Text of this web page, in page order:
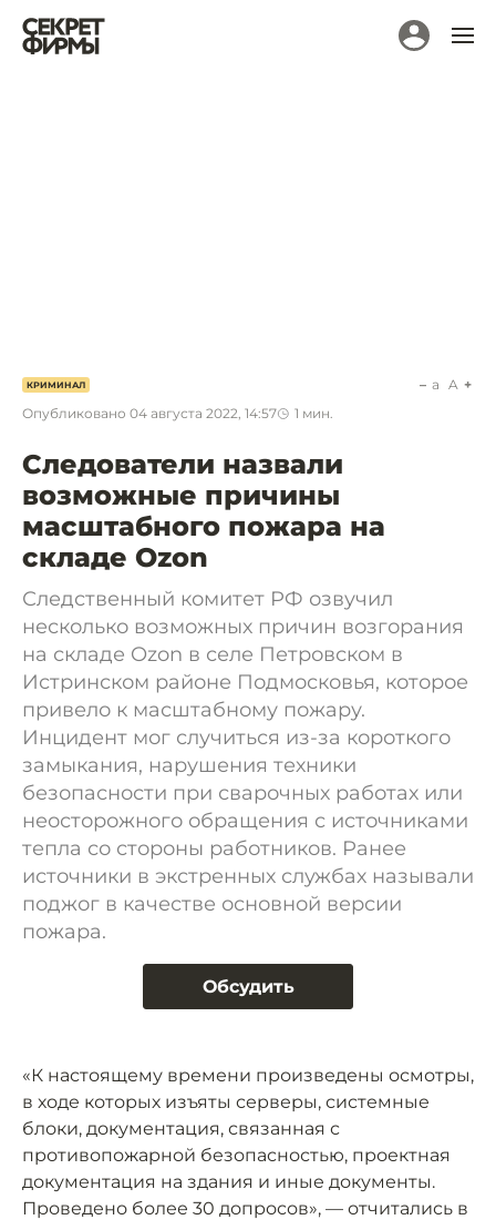
КРИМИНАЛ
Опубликовано 04 августа 2022, 14:57 1 мин.
a A
Следователи назвали
возможные причины
масштабного пожара на
складе Ozon
Следственный комитет РФ озвучил
несколько возможных причин возгорания
на складе Ozon в селе Петровском в
Истринском районе Подмосковья, которое
привело к масштабному пожару.
Инцидент мог случиться из-за короткого
замыкания, нарушения техники
безопасности при сварочных работах или
неосторожного обращения с источниками
тепла со стороны работников. Ранее
источники в экстренных службах называли
поджог в качестве основной версии
пожара.
Обсудить
«К настоящему времени произведены осмотры,
в ходе которых изъяты серверы, системные
блоки, документация, связанная с
противопожарной безопасностью, проектная
документация на здания и иные документы.
Проведено более 30 допросов», — отчитались в